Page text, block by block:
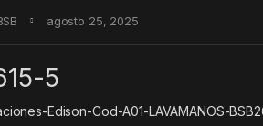
agosto 25, 2025
5